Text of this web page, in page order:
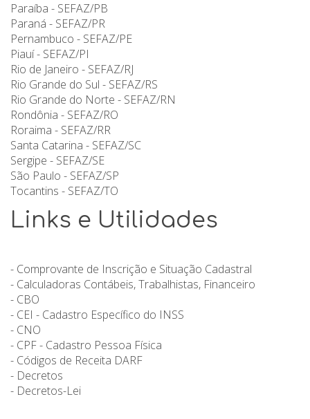
Paraíba - SEFAZ/PB
Paraná - SEFAZ/PR
Pernambuco - SEFAZ/PE
Piauí - SEFAZ/PI
Rio de Janeiro - SEFAZ/RJ
Rio Grande do Sul - SEFAZ/RS
Rio Grande do Norte - SEFAZ/RN
Rondônia - SEFAZ/RO
Roraima - SEFAZ/RR
Santa Catarina - SEFAZ/SC
Sergipe - SEFAZ/SE
São Paulo - SEFAZ/SP
Tocantins - SEFAZ/TO
Links e Utilidades
- Comprovante de Inscrição e Situação Cadastral
- Calculadoras Contábeis, Trabalhistas, Financeiro
- CBO
- CEI - Cadastro Específico do INSS
- CNO
- CPF - Cadastro Pessoa Física
- Códigos de Receita DARF
- Decretos
- Decretos-Lei